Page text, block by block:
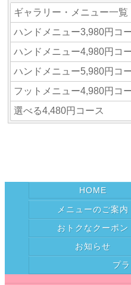
ギャラリー・メニュー一覧
ハンドメニュー3,980円コ
ハンドメニュー4,980円コ
ハンドメニュー5,980円コ
フットメニュー4,980円コ
選べる4,480円コース
HOME
メニューのご案内
おトクなクーポン
お知らせ
プ